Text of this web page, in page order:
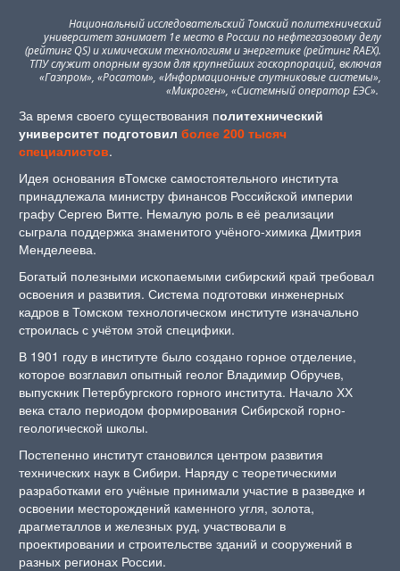
Национальный исследовательский Томский политехнический
университет занимает 1­е место в России по нефтегазовому делу
(рейтинг QS) и химическим технологиям и энергетике (рейтинг RAEX).
ТПУ служит опорным вузом для крупнейших госкорпораций, включая
«Газпром», «Росатом», «Информационные спутниковые системы»,
«Микроген», «Системный оператор ЕЭС».
За время своего существования политехнический
университет подготовил более 200 тысяч
специалистов.
Идея основания вТомске самостоятельного института
принадлежала министру финансов Российской империи
графу Сергею Витте. Немалую роль в её реализации
сыграла поддержка знаменитого учёного-химика Дмитрия
Менделеева.
Богатый полезными ископаемыми сибирский край требовал
освоения и развития. Система подготовки инженерных
кадров в Томском технологическом институте изначально
строилась с учётом этой специфики.
В 1901 году в институте было создано горное отделение,
которое возглавил опытный геолог Владимир Обручев,
выпускник Петербургского горного института. Начало ХХ
века стало периодом формирования Сибирской горно-
геологической школы.
Постепенно институт становился центром развития
технических наук в Сибири. Наряду с теоретическими
разработками его учёные принимали участие в разведке и
освоении месторождений каменного угля, золота,
драгметаллов и железных руд, участвовали в
проектировании и строительстве зданий и сооружений в
разных регионах России.